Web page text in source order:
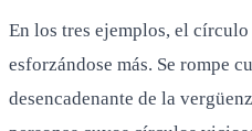
En los tres ejemplos, el
esforzándose más. Se rompe
desencadenante de la